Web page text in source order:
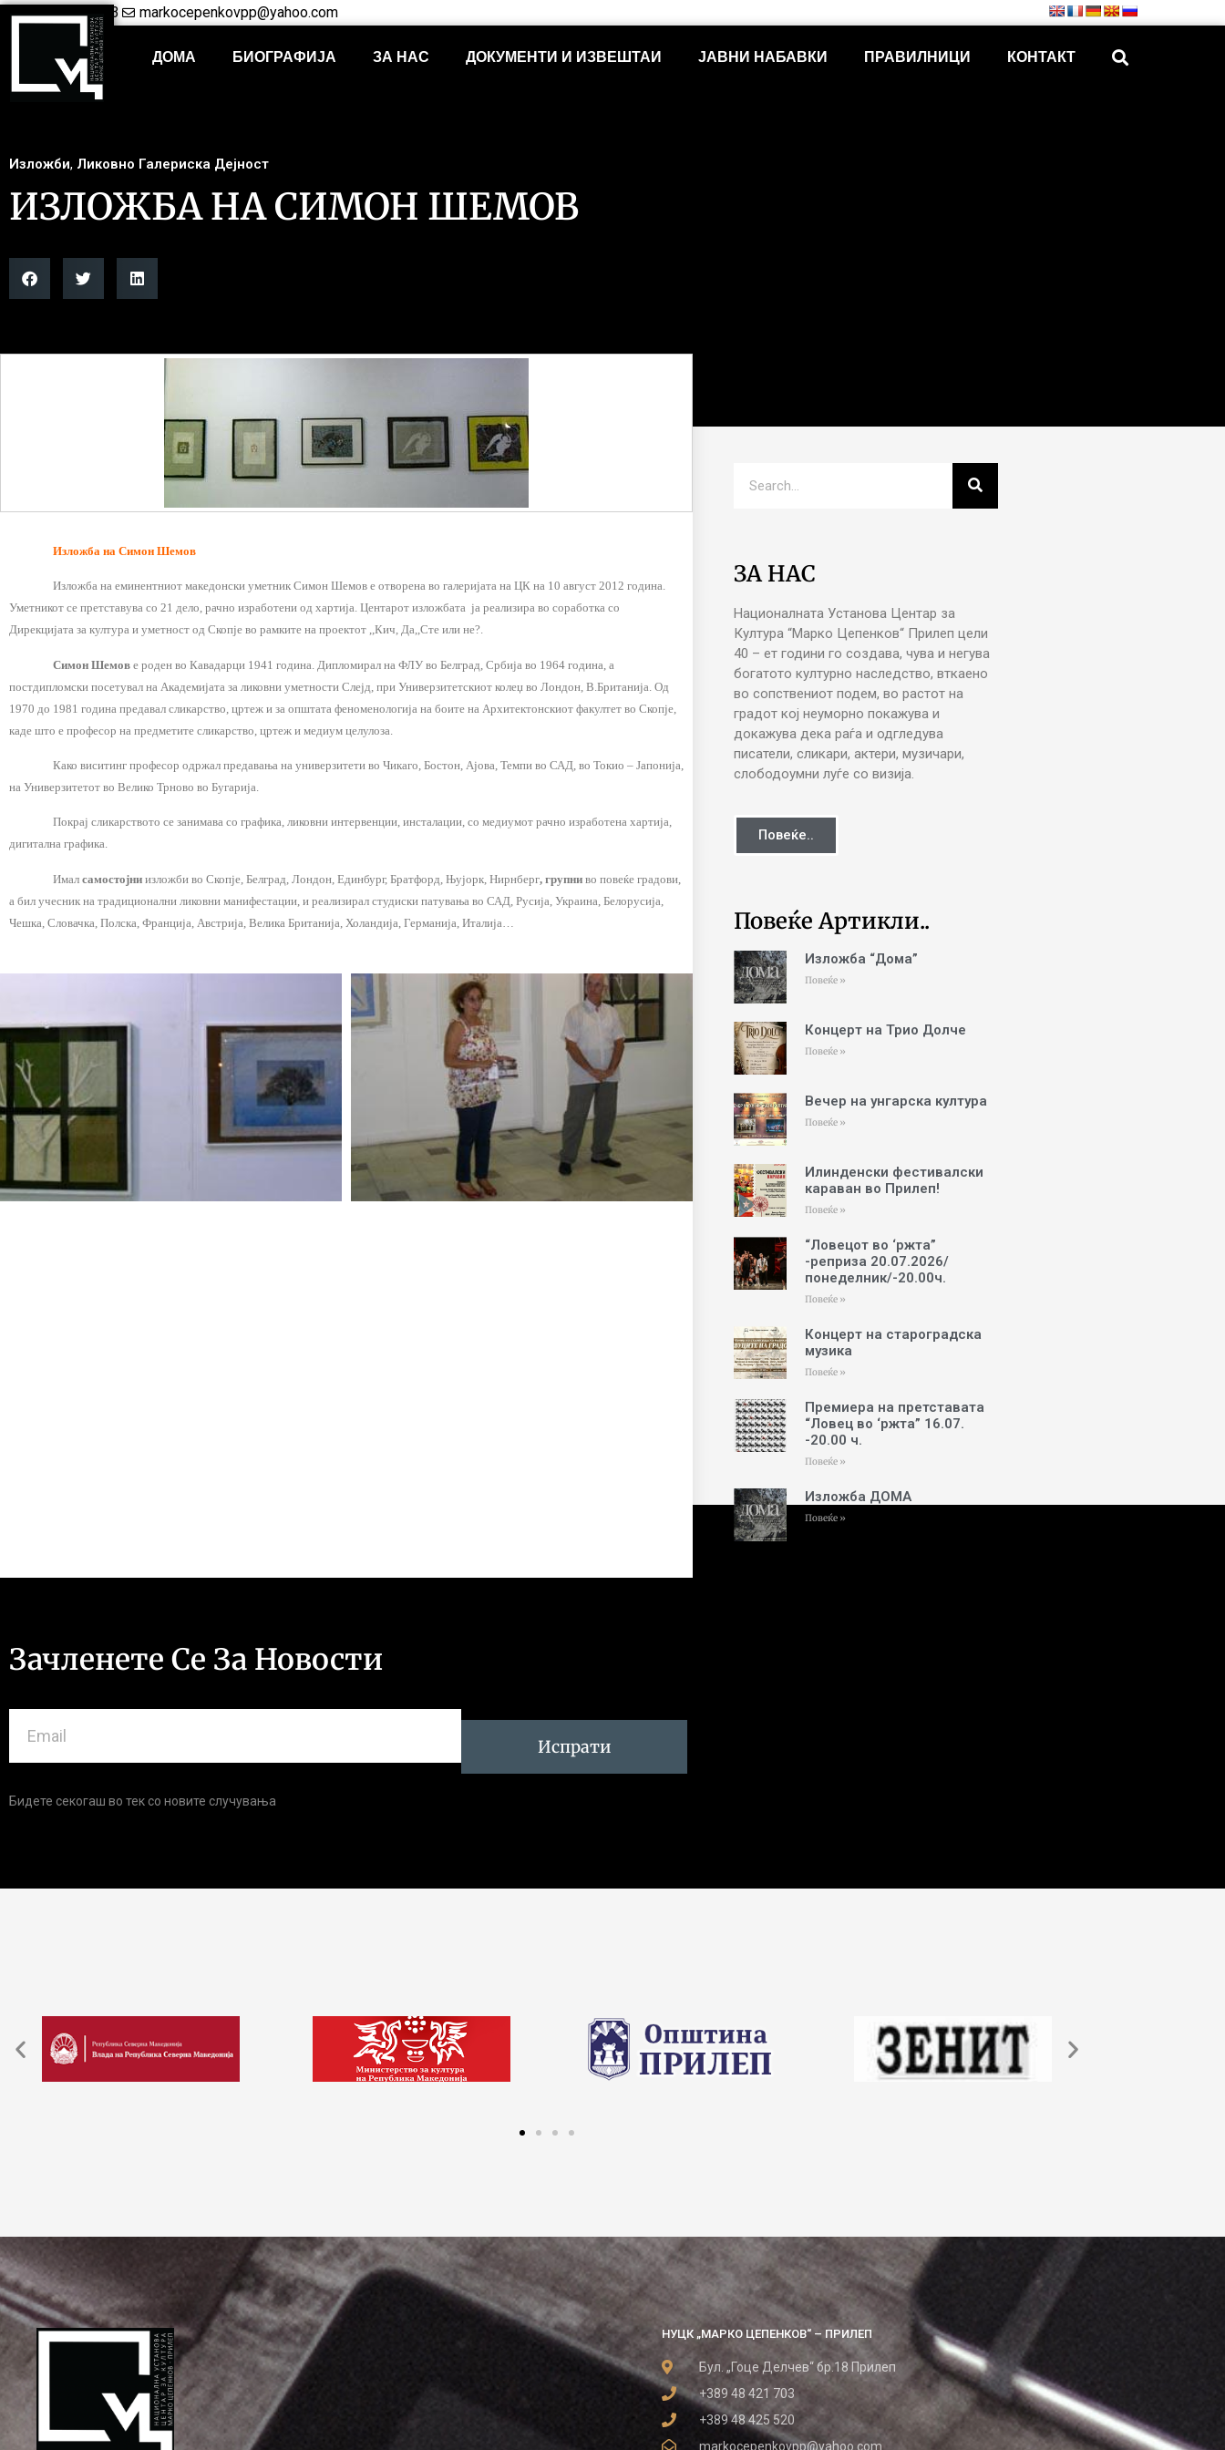
+38948421703 markocepenkovpp@yahoo.com
ДОМА БИОГРАФИЈА ЗА НАС ДОКУМЕНТИ И ИЗВЕШТАИ ЈАВНИ НАБАВКИ ПРАВИЛНИЦИ КОНТАКТ
Изложби, Ликовно Галериска Дејност
ИЗЛОЖБА НА СИМОН ШЕМОВ
Изложба на Симон Шемов
Изложба на еминентниот македонски уметник Симон Шемов е отворена во галеријата на ЦК на 10 август 2012 година.
Уметникот се претставува со 21 дело, рачно изработени од хартија. Центарот изложбата ја реализира во соработка со
Дирекцијата за култура и уметност од Скопје во рамките на проектот ,,Кич, Да,,Сте или не?.
Симон Шемов е роден во Кавадарци 1941 година. Дипломирал на ФЛУ во Белград, Србија во 1964 година, а
постдипломски посетувал на Академијата за ликовни уметности Слејд, при Универзитетскиот колеџ во Лондон, В.Британија. Од
1970 до 1981 година предавал сликарство, цртеж и за општата феноменологија на боите на Архитектонскиот факултет во Скопје,
каде што е професор на предметите сликарство, цртеж и медиум целулоза.
Како виситинг професор одржал предавања на универзитети во Чикаго, Бостон, Ајова, Темпи во САД, во Токио – Јапонија,
на Универзитетот во Велико Трново во Бугарија.
Покрај сликарството се занимава со графика, ликовни интервенции, инсталации, со медиумот рачно изработена хартија,
дигитална графика.
Имал самостојни изложби во Скопје, Белград, Лондон, Единбург, Братфорд, Њујорк, Нирнберг, групни во повеќе градови,
а бил учесник на традиционални ликовни манифестации, и реализирал студиски патувања во САД, Русија, Украина, Белорусија,
Чешка, Словачка, Полска, Франција, Австрија, Велика Британија, Холандија, Германија, Италија…
ЗА НАС
Националната Установа Центар за
Култура “Марко Цепенков“ Прилеп цели
40 – ет години го создава, чува и негува
богатото културно наследство, вткаено
во сопствениот подем, во растот на
градот кој неуморно покажува и
докажува дека раѓа и одгледува
писатели, сликари, актери, музичари,
слободоумни луѓе со визија.
Повеќе..
Повеќе Артикли..
Изложба “Дома”
Повеќе »
Концерт на Трио Долче
Повеќе »
Вечер на унгарска култура
Повеќе »
Илинденски фестивалски
караван во Прилеп!
Повеќе »
“Ловецот во ‘ржта”
-реприза 20.07.2026/
понеделник/-20.00ч.
Повеќе »
Концерт на староградска
музика
Повеќе »
Премиера на претставата
“Ловец во ‘ржта” 16.07.
-20.00 ч.
Повеќе »
Изложба ДОМА
Повеќе »
Зачленете Се За Новости
Испрати
Бидете секогаш во тек со новите случувања
НУЦК „МАРКО ЦЕПЕНКОВ“ – ПРИЛЕП
Бул. „Гоце Делчев“ бр.18 Прилеп
+389 48 421 703
+389 48 425 520
markocepenkovpp@yahoo.com